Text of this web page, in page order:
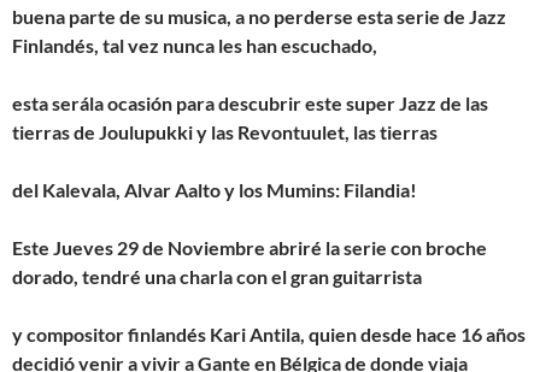
buena parte de su musica, a no perderse esta serie de Jazz
Finlandés, tal vez nunca les han escuchado,
esta serála ocasión para descubrir este super Jazz de las
tierras de Joulupukki y las Revontuulet, las tierras
del Kalevala, Alvar Aalto y los Mumins: Filandia!
Este Jueves 29 de Noviembre abriré la serie con broche
dorado, tendré una charla con el gran guitarrista
y compositor finlandés Kari Antila, quien desde hace 16 años
decidió venir a vivir a Gante en Bélgica de donde viaja